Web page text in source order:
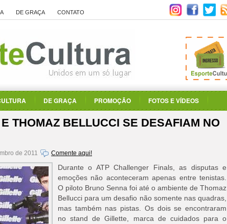
DE GRAÇA CONTATO
DE GRAÇA PROMOÇÃO FOTOS E VÍDEOS
THOMAZ BELLUCCI SE DESAFIAM NO
de 2011 Comente aqui!
Durante o ATP Challenger Finals, as disputas e
emoções não aconteceram apenas entre tenistas.
O piloto Bruno Senna foi até o ambiente de Thomaz
Bellucci para um desafio não somente nas quadras,
mas também nas pistas. Os dois se encontraram
no stand de Gillette, marca de cuidados para o